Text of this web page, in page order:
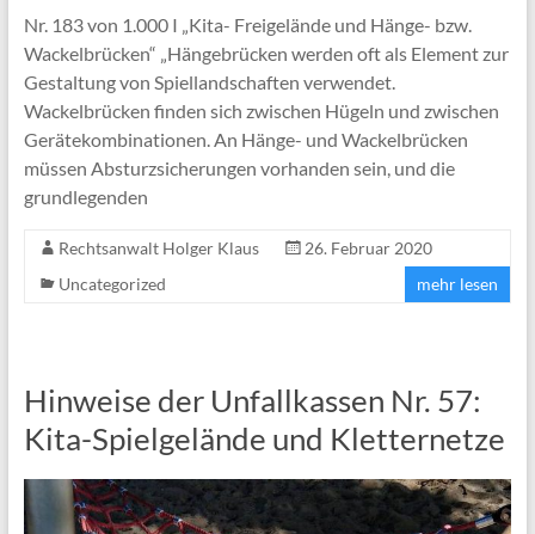
Nr. 183 von 1.000 I „Kita- Freigelände und Hänge- bzw.
Wackelbrücken“ „Hängebrücken werden oft als Element zur
Gestaltung von Spiellandschaften verwendet.
Wackelbrücken finden sich zwischen Hügeln und zwischen
Gerätekombinationen. An Hänge- und Wackelbrücken
müssen Absturzsicherungen vorhanden sein, und die
grundlegenden
Rechtsanwalt Holger Klaus
26. Februar 2020
Uncategorized
mehr lesen
Hinweise der Unfallkassen Nr. 57:
Kita-Spielgelände und Kletternetze